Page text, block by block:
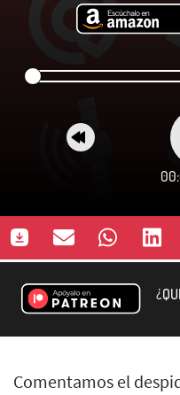
Comentamos el